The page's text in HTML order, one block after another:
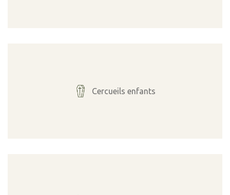
Cercueils enfants